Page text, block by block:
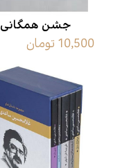
جشن همگانی
10,500 تومان